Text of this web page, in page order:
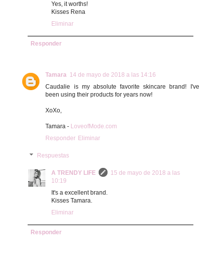
Yes, it worths!
Kisses Rena
Eliminar
Responder
Tamara 14 de mayo de 2018 a las 14:16
Caudalie is my absolute favorite skincare brand! I've
been using their products for years now!
XoXo,
Tamara - LoveofMode.com
Responder Eliminar
Respuestas
A TRENDY LIFE
15 de mayo de 2018 a las
10:19
It's a excellent brand.
Kisses Tamara.
Eliminar
Responder